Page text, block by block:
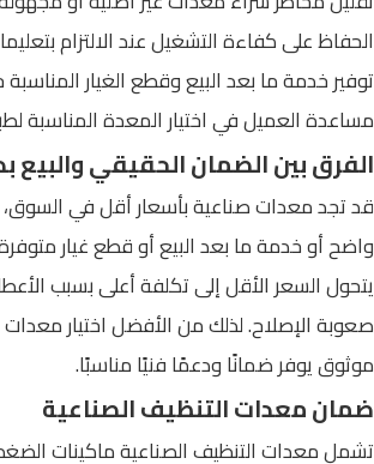
الحفاظ على كفاءة التشغيل عند الالتزام
توفير خدمة ما بعد البيع وقطع الغيار
مساعدة العميل في اختيار المعدة المناسبة
الفرق بين الضمان الحقيقي والبيع
قد تجد معدات صناعية بأسعار أقل في
واضح أو خدمة ما بعد البيع أو قطع غيار
يتحول السعر الأقل إلى تكلفة أعلى بسبب
صعوبة الإصلاح. لذلك من الأفضل اختيار
موثوق يوفر ضمانًا ودعمًا فنيًا مناسبًا.
ضمان معدات التنظيف الصناعية
تشمل معدات التنظيف الصناعية ماكينات